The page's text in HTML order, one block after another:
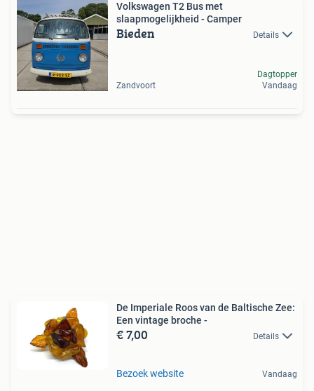
Volkswagen T2 Bus met
slaapmogelijkheid - Camper
Bieden Details
Zandvoort
Dagtopper
Vandaag
De Imperiale Roos van de Baltische Zee:
Een vintage broche -
€ 7,00 Details
Bezoek website Vandaag